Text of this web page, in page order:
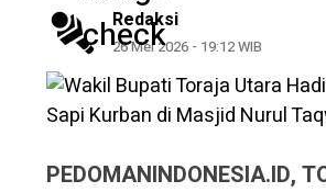
Redaksi
26 Mei 2026 - 19:12 WIB
PEDOMANINDONESIA.ID,